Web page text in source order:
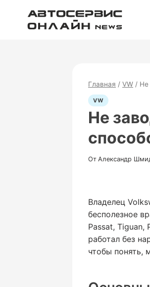
содержимому
Главная / VW / Не
VW
Не
От Александр
Владелец
бесполезное
Passat,
работал без
чтобы понять,